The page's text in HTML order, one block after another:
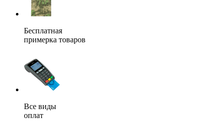
Бесплатная
примерка товаров
Все виды
оплат